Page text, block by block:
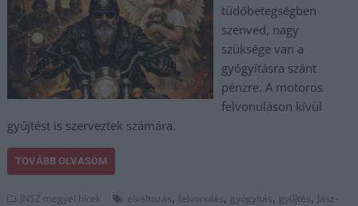
tüdőbetegségben
szenved, nagy
szüksége van a
gyógyításra szánt
pénzre. A motoros
felvonuláson kívül
gyűjtést is szerveztek számára.
TOVÁBB OLVASOM
JNSZ megyei hírek elváltozás, felvonulás, gyógyítás, gyűjtés, Jász-